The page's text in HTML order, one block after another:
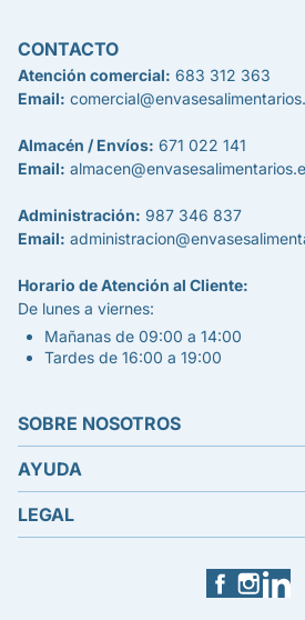
CONTACTO
Atención comercial: 683 312 363
Email:
Almacén / Envíos: 671 022 141
Email:
Administración: 987 346 837
Email:
Horario de Atención al Cliente:
De lunes a viernes:
Mañanas de 09:00 a 14:00
Tardes de 16:00 a 19:00
SOBRE NOSOTROS
AYUDA
LEGAL